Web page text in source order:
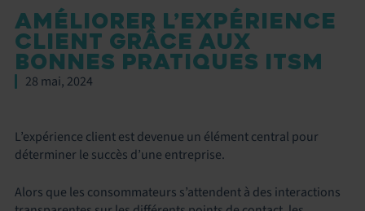
AMÉLIORER L’EXPÉRIENCE
CLIENT GRÂCE AUX
BONNES PRATIQUES ITSM
28 mai, 2024
L’expérience client est devenue un élément central pour
déterminer le succès d’une entreprise.
Alors que les consommateurs s’attendent à des interactions